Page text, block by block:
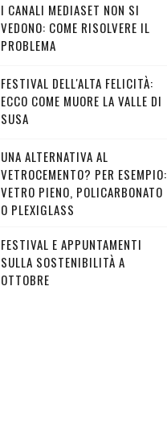
I CANALI MEDIASET NON SI
VEDONO: COME RISOLVERE IL
PROBLEMA
FESTIVAL DELL'ALTA FELICITÀ:
ECCO COME MUORE LA VALLE DI
SUSA
UNA ALTERNATIVA AL
VETROCEMENTO? PER ESEMPIO:
VETRO PIENO, POLICARBONATO
O PLEXIGLASS
FESTIVAL E APPUNTAMENTI
SULLA SOSTENIBILITÀ A
OTTOBRE